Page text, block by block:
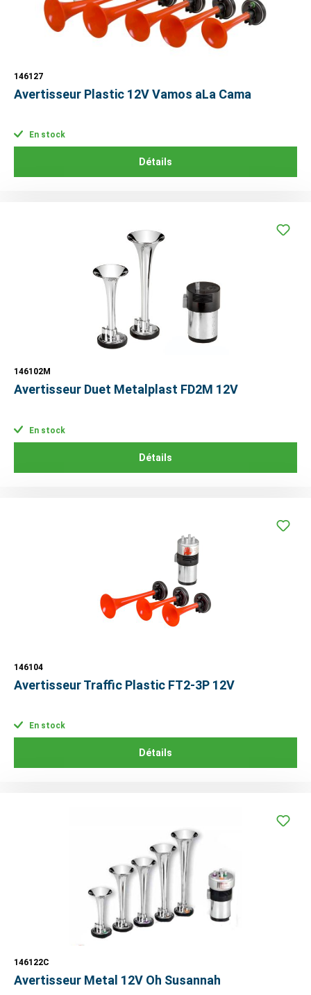
146127
Avertisseur Plastic 12V Vamos aLa Cama
En stock
Détails
146102M
Avertisseur Duet Metalplast FD2M 12V
En stock
Détails
146104
Avertisseur Traffic Plastic FT2-3P 12V
En stock
Détails
146122C
Avertisseur Metal 12V Oh Susannah